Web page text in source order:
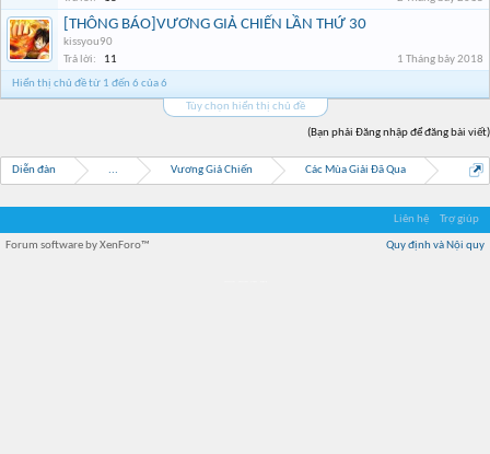
[THÔNG BÁO]VƯƠNG GIẢ CHIẾN LẦN THỨ 30
kissyou90
Trả lời:
11
1 Tháng bảy 2018
Hiển thị chủ đề từ 1 đến 6 của 6
Tùy chọn hiển thị chủ đề
(Bạn phải Đăng nhập để đăng bài viết)
Diễn đàn ... Vương Giả Chiến Các Mùa Giải Đã Qua
Liên hệ Trợ giúp
Quy định và Nội quy
Forum software by XenForo™